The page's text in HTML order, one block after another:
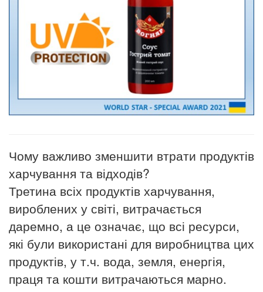
Чому важливо зменшити втрати продуктів
харчування та відходів?
Третина всіх продуктів харчування,
вироблених у світі, витрачається
даремно, а це означає, що всі ресурси,
які були використані для виробництва цих
продуктів, у т.ч. вода, земля, енергія,
праця та кошти витрачаються марно.